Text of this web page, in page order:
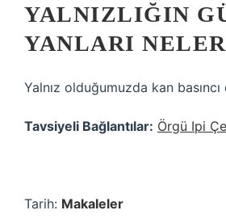
YALNIZLIĞIN
YANLARI
Yalnız olduğumuzda kan
Tavsiyeli Bağlantılar: Örgü Ipi
Tarih: Makaleler